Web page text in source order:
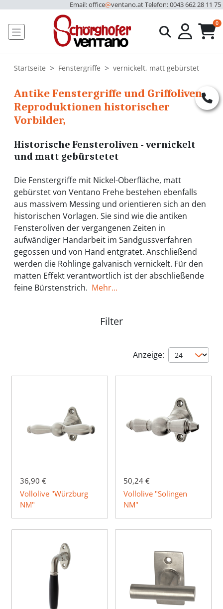
Email: office@ventano.atTelefon: 0043 662 28 11 75
0
Startseite Fenstergriffe vernickelt, matt gebürstet
Antike Fenstergriffe und Griffoliven,
Reproduktionen historischer
Vorbilder,
Historische Fensteroliven - vernickelt
und matt gebürstetet
Die Fenstergriffe mit Nickel-Oberfläche, matt
gebürstet von Ventano Frehe bestehen ebenfalls
aus massivem Messing und orientieren sich an den
historischen Vorlagen. Sie sind wie die antiken
Fensteroliven der vergangenen Zeiten in
aufwändiger Handarbeit im Sandgussverfahren
gegossen und von Hand entgratet. Anschließend
werden die Rohlinge galvanisch vernickelt. Für den
matten Effekt verantwortlich ist der abschließende
feine Bürstenstrich. Mehr...
Filter
Anzeige:
36,90 €
Vollolive "Würzburg
NM"
50,24 €
Vollolive "Solingen
NM"